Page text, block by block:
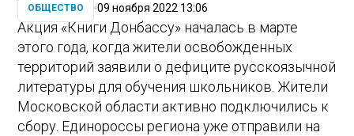
ОБЩЕСТВО 09 ноября 2022 13:06
Акция «Книги Донбассу» началась в марте
этого года, когда жители освобожденных
территорий заявили о дефиците русскоязычной
литературы для обучения школьников. Жители
Московской области активно подключились к
сбору. Единороссы региона уже отправили на